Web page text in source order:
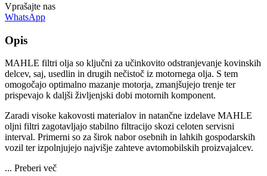
Vprašajte nas
WhatsApp
Opis
MAHLE filtri olja so ključni za učinkovito odstranjevanje kovinskih
delcev, saj, usedlin in drugih nečistoč iz motornega olja. S tem
omogočajo optimalno mazanje motorja, zmanjšujejo trenje ter
prispevajo k daljši življenjski dobi motornih komponent.
Zaradi visoke kakovosti materialov in natančne izdelave MAHLE
oljni filtri zagotavljajo stabilno filtracijo skozi celoten servisni
interval. Primerni so za širok nabor osebnih in lahkih gospodarskih
vozil ter izpolnjujejo najvišje zahteve avtomobilskih proizvajalcev.
... Preberi več